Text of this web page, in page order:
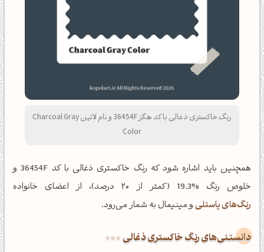
رنگ خاکستری ذغالی با کد هگز 36454F و نام لاتین Charcoal Gray
Color
همچنین باید اشاره شود که رنگ خاکستری ذغالی با کد 36454F و
خلوص رنگ %19.3 (کمتر از ۲۰ درصد)، از اعضای خانواده
رنگ‌های پاستلیو مینیمال به شمار می‌رود.
دانستنی‌های رنگ خاکستری ذغالی